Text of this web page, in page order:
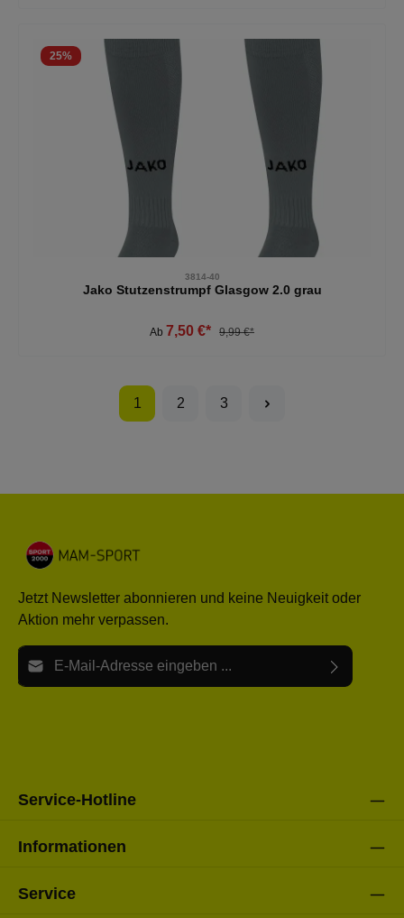
25%
3814-40
Jako Stutzenstrumpf Glasgow 2.0 grau
Ab 7,50 €* 9,99 €*
1 2 3
Jetzt Newsletter abonnieren und keine Neuigkeit oder
Aktion mehr verpassen.
E-Mail-Adresse*
Service-Hotline
Informationen
Service